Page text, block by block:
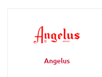
Angelus